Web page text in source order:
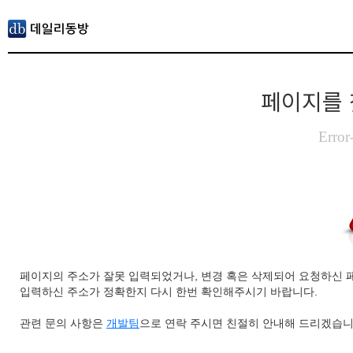
페이지를
페이지의 주소가 잘못 입력되었거나, 변경 혹은 삭제되어 요청하신
입력하신 주소가 정확한지 다시 한번 확인해주시기 바랍니다.
관련 문의 사항은 개발팀 으로 연락 주시면 친절히 안내해 드리겠습